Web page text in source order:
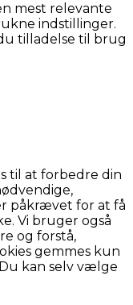
mest relevante
indstillinger.
tilladelse til brug
til at forbedre din
påkrævet for at få
Vi bruger også
og forstå,
gemmes kun
kan selv vælge